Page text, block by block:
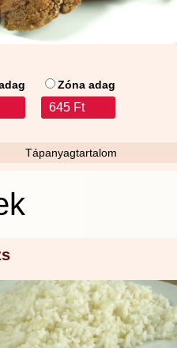
Zóna adag
645 Ft
Tápanyagtartalom